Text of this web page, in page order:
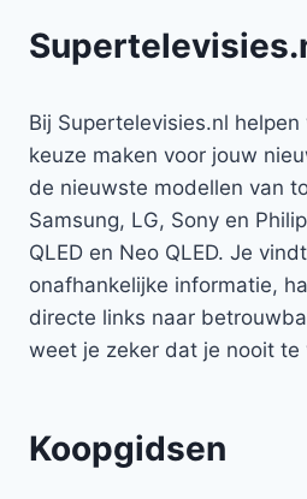
Bij Supertelevisies.nl
keuze maken voor jouw
de nieuwste modellen van
Samsung, LG, Sony en
QLED en Neo QLED. Je
onafhankelijke informatie,
directe links naar
weet je zeker dat je nooit te
Koopgidsen